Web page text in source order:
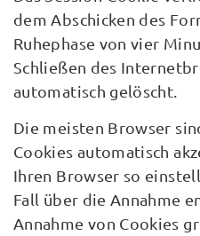
dem Abschicken des
Ruhephase von vier
Schließen des
automatisch gelöscht.
Die meisten Browser
Cookies automatisch
Ihren Browser so
Fall über die Annahme
Annahme von Cookies